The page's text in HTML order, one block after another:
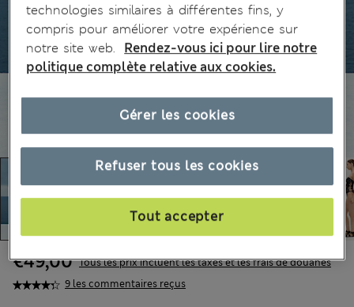
9 les commentaires reçus
€49,00 Tous les prix incluent les taxes et les frais de douanes
technologies similaires à différentes fins, y
compris pour améliorer votre expérience sur
notre site web.
Rendez-vous ici pour lire notre
politique complète relative aux cookies.
Refuser tous les cookies
Tout accepter
Gérer les cookies